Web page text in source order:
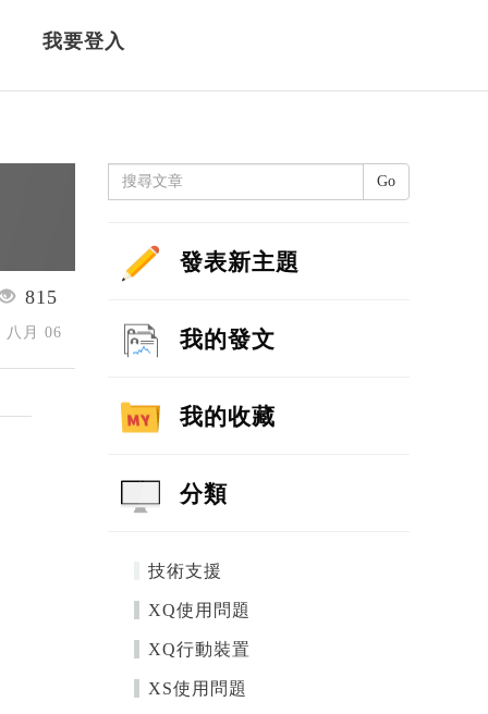
我要登入
815
八月 06
Go
發表新主題
我的發文
我的收藏
分類
技術支援
XQ使用問題
XQ行動裝置
XS使用問題